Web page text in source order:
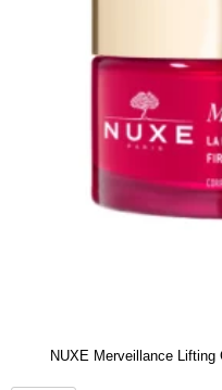
NUXE Merveillance Lifting